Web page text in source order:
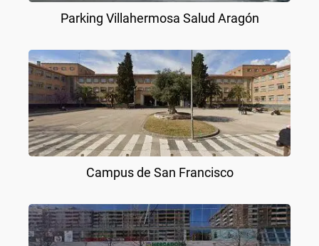
Parking Villahermosa Salud Aragón
Campus de San Francisco